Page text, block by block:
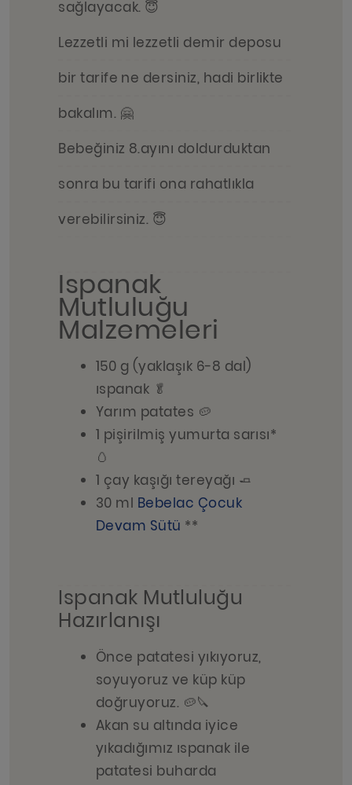
sağlayacak. 😇
Lezzetli mi lezzetli demir deposu
bir tarife ne dersiniz, hadi birlikte
bakalım. 🤗
Bebeğiniz 8.ayını doldurduktan
sonra bu tarifi ona rahatlıkla
verebilirsiniz. 😇
Ispanak
Mutluluğu
Malzemeleri
150 g (yaklaşık 6-8 dal)
ıspanak 🥬
Yarım patates 🥔
1 pişirilmiş yumurta sarısı*
🥚
1 çay kaşığı tereyağı 🧈
30 ml Bebelac Çocuk
Devam Sütü **
Ispanak Mutluluğu
Hazırlanışı
Önce patatesi yıkıyoruz,
soyuyoruz ve küp küp
doğruyoruz. 🥔🔪
Akan su altında iyice
yıkadığımız ıspanak ile
patatesi buharda